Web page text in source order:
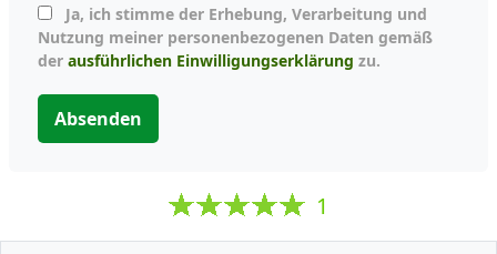
Nutzung meiner personenbezogenen Daten gemäß
der ausführlichen Einwilligungserklärung zu.
Absenden
1